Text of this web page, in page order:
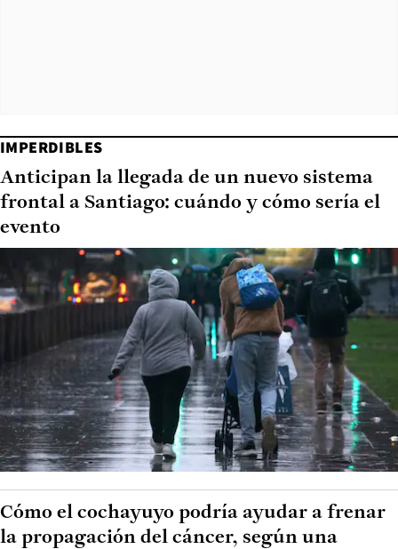
IMPERDIBLES
Anticipan la llegada de un nuevo sistema
frontal a Santiago: cuándo y cómo sería el
evento
Cómo el cochayuyo podría ayudar a frenar
la propagación del cáncer, según una